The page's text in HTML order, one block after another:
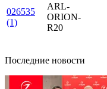
026535
(1)
ARL-
ORION-
R20
Последние новости